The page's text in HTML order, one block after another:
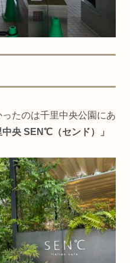
たのは千里中央公園にあ
中央 SEN℃（センド）」